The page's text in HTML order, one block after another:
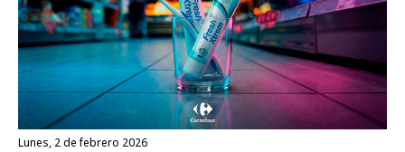
lunes, 2 de febrero 2026